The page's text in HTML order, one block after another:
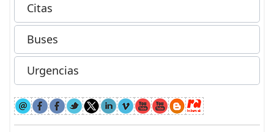
Citas
Buses
Urgencias